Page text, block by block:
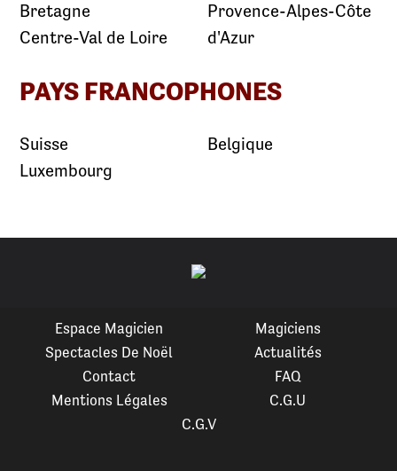
Bretagne
Centre-Val de Loire
Provence-Alpes-Côte
d'Azur
PAYS FRANCOPHONES
Suisse
Luxembourg
Belgique
Espace Magicien
Magiciens
Spectacles De Noël
Actualités
Contact
FAQ
Mentions Légales
C.G.U
C.G.V